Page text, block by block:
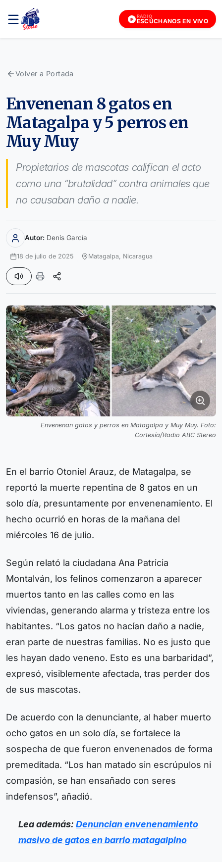
RADIO
ESCÚCHANOS EN VIVO
Volver a Portada
Envenenan 8 gatos en
Matagalpa y 5 perros en
Muy Muy
Propietarios de mascotas califican el acto
como una “brutalidad” contra animales que
no causaban daño a nadie.
Autor: Denis García
18 de julio de 2025 Matagalpa, Nicaragua
Envenenan gatos y perros en Matagalpa y Muy Muy. Foto:
Cortesía/Radio ABC Stereo
En el barrio Otoniel Arauz, de Matagalpa, se
reportó la muerte repentina de 8 gatos en un
solo día, presuntamente por envenenamiento. El
hecho ocurrió en horas de la mañana del
miércoles 16 de julio.
Según relató la ciudadana Ana Patricia
Montalván, los felinos comenzaron a aparecer
muertos tanto en las calles como en las
viviendas, generando alarma y tristeza entre los
habitantes. “Los gatos no hacían daño a nadie,
eran parte de nuestras familias. No es justo que
les hayan dado veneno. Esto es una barbaridad”,
expresó, visiblemente afectada, tras perder dos
de sus mascotas.
De acuerdo con la denunciante, al haber muerto
ocho gatos en un solo día, se fortalece la
sospecha de que fueron envenenados de forma
premeditada. “Los han matado sin escrúpulos ni
compasión, se han ensañado con seres
indefensos”, añadió.
Lea además: Denuncian envenenamiento
masivo de gatos en barrio matagalpino